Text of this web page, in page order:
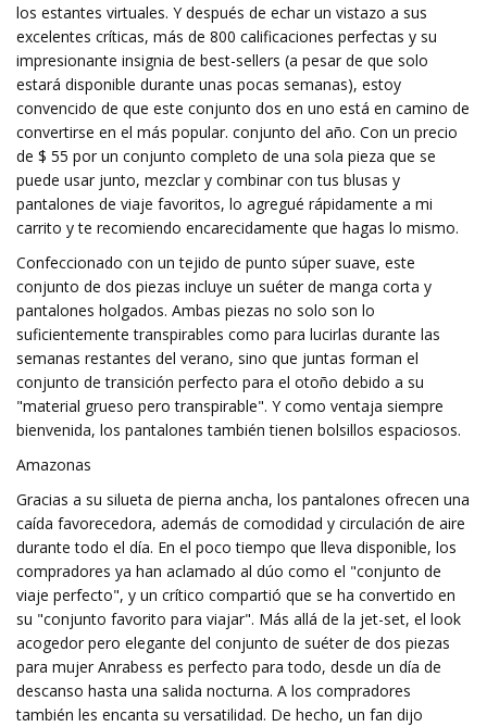
los estantes virtuales. Y después de echar un vistazo a sus
excelentes críticas, más de 800 calificaciones perfectas y su
impresionante insignia de best-sellers (a pesar de que solo
estará disponible durante unas pocas semanas), estoy
convencido de que este conjunto dos en uno está en camino de
convertirse en el más popular. conjunto del año. Con un precio
de $ 55 por un conjunto completo de una sola pieza que se
puede usar junto, mezclar y combinar con tus blusas y
pantalones de viaje favoritos, lo agregué rápidamente a mi
carrito y te recomiendo encarecidamente que hagas lo mismo.
Confeccionado con un tejido de punto súper suave, este
conjunto de dos piezas incluye un suéter de manga corta y
pantalones holgados. Ambas piezas no solo son lo
suficientemente transpirables como para lucirlas durante las
semanas restantes del verano, sino que juntas forman el
conjunto de transición perfecto para el otoño debido a su
"material grueso pero transpirable". Y como ventaja siempre
bienvenida, los pantalones también tienen bolsillos espaciosos.
Amazonas
Gracias a su silueta de pierna ancha, los pantalones ofrecen una
caída favorecedora, además de comodidad y circulación de aire
durante todo el día. En el poco tiempo que lleva disponible, los
compradores ya han aclamado al dúo como el "conjunto de
viaje perfecto", y un crítico compartió que se ha convertido en
su "conjunto favorito para viajar". Más allá de la jet-set, el look
acogedor pero elegante del conjunto de suéter de dos piezas
para mujer Anrabess es perfecto para todo, desde un día de
descanso hasta una salida nocturna. A los compradores
también les encanta su versatilidad. De hecho, un fan dijo